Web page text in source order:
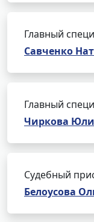
Главный
Савченко
Главный
Чиркова
Судебный
Белоусова